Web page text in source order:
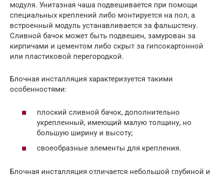
модуля. Унитазная чаша подвешивается при помощи
специальных креплений либо монтируется на пол, а
встроенный модуль устанавливается за фальшстену.
Сливной бачок может быть подвешен, замурован за
кирпичами и цементом либо скрыт за гипсокартонной
или пластиковой перегородкой.
Блочная инсталляция характеризуется такими
особенностями:
плоский сливной бачок, дополнительно
укрепленный, имеющий малую толщину, но
большую ширину и высоту;
своеобразные элементы для крепления.
Блочная инсталляция отличается небольшой глубиной и